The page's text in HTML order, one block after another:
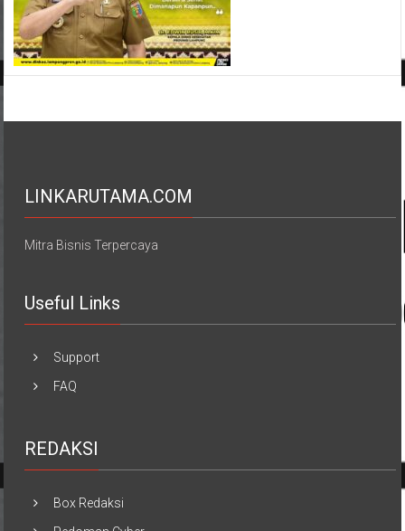
LINKARUTAMA.COM
Mitra Bisnis Terpercaya
Useful Links
Support
FAQ
REDAKSI
Box Redaksi